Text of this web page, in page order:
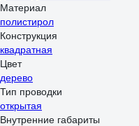
Материал
полистирол
Конструкция
квадратная
Цвет
дерево
Тип проводки
открытая
Внутренние габариты